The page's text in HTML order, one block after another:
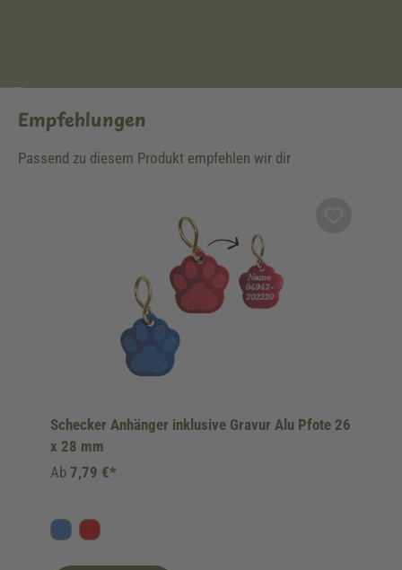
Empfehlungen
Passend zu diesem Produkt empfehlen wir dir
Schecker Anhänger inklusive Gravur Alu Pfote 26
x 28 mm
BlauRot
Ab 7,79 €*